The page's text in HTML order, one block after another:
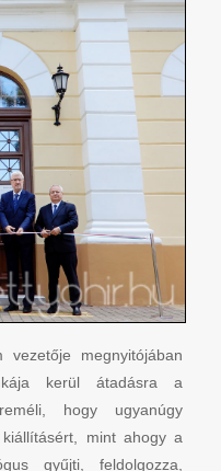
megnyitójában
kerül átadásra a
hogy ugyanúgy
mint ahogy a
gyűjti, feldolgozza,